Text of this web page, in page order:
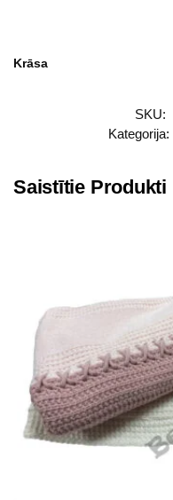
Krāsa
SKU:
Kategorija:
Saistītie Produkti